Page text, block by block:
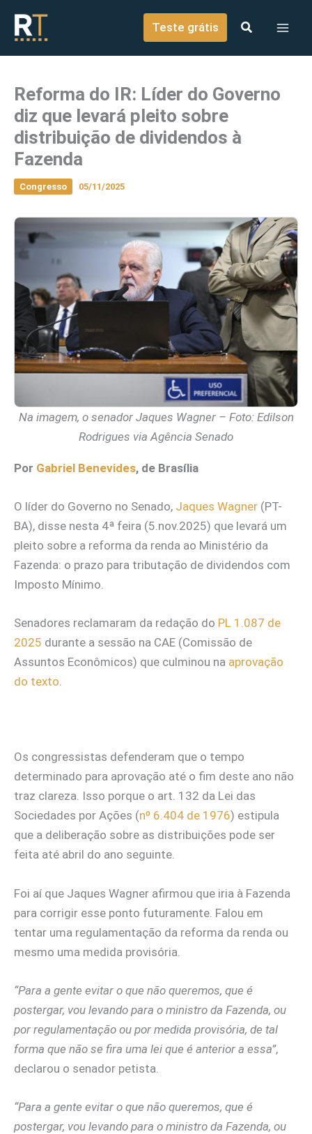
conteúdo
Teste grátis
Reforma do IR: Líder do Governo
diz que levará pleito sobre
distribuição de dividendos à
Fazenda
Congresso 05/11/2025
Na imagem, o senador Jaques Wagner – Foto: Edilson
Rodrigues via Agência Senado
Por Gabriel Benevides, de Brasília
O líder do Governo no Senado, Jaques Wagner (PT-
BA), disse nesta 4ª feira (5.nov.2025) que levará um
pleito sobre a reforma da renda ao Ministério da
Fazenda: o prazo para tributação de dividendos com
Imposto Mínimo.
Senadores reclamaram da redação do PL 1.087 de
2025 durante a sessão na CAE (Comissão de
Assuntos Econômicos) que culminou na aprovação
do texto.
Os congressistas defenderam que o tempo
determinado para aprovação até o fim deste ano não
traz clareza. Isso porque o art. 132 da Lei das
Sociedades por Ações (nº 6.404 de 1976) estipula
que a deliberação sobre as distribuições pode ser
feita até abril do ano seguinte.
Foi aí que Jaques Wagner afirmou que iria à Fazenda
para corrigir esse ponto futuramente. Falou em
tentar uma regulamentação da reforma da renda ou
mesmo uma medida provisória.
“Para a gente evitar o que não queremos, que é
postergar, vou levando para o ministro da Fazenda, ou
por regulamentação ou por medida provisória, de tal
forma que não se fira uma lei que é anterior a essa”,
declarou o senador petista.
“Para a gente evitar o que não queremos, que é
postergar, vou levando para o ministro da Fazenda, ou